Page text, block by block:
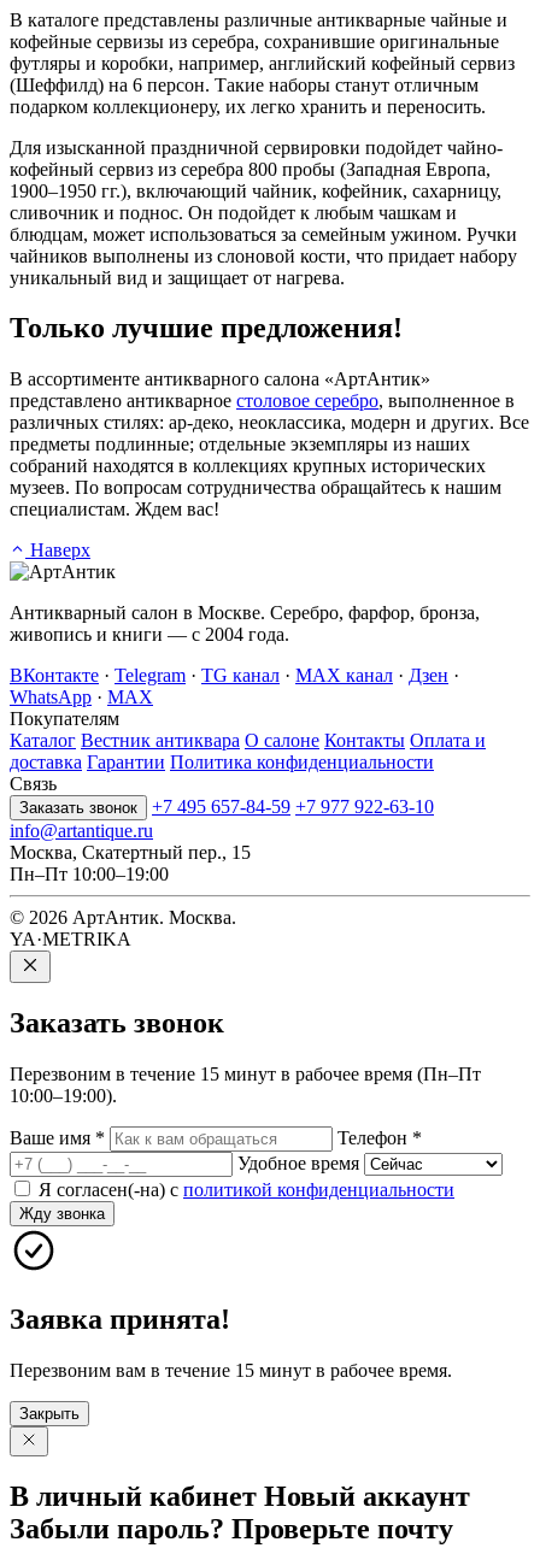
В каталоге представлены различные антикварные чайные и
кофейные сервизы из серебра, сохранившие оригинальные
футляры и коробки, например, английский кофейный сервиз
(Шеффилд) на 6 персон. Такие наборы станут отличным
подарком коллекционеру, их легко хранить и переносить.
Для изысканной праздничной сервировки подойдет чайно-
кофейный сервиз из серебра 800 пробы (Западная Европа,
1900–1950 гг.), включающий чайник, кофейник, сахарницу,
сливочник и поднос. Он подойдет к любым чашкам и
блюдцам, может использоваться за семейным ужином. Ручки
чайников выполнены из слоновой кости, что придает набору
уникальный вид и защищает от нагрева.
Только лучшие предложения!
В ассортименте антикварного салона «АртАнтик»
представлено антикварное столовое серебро, выполненное в
различных стилях: ар-деко, неоклассика, модерн и других. Все
предметы подлинные; отдельные экземпляры из наших
собраний находятся в коллекциях крупных исторических
музеев. По вопросам сотрудничества обращайтесь к нашим
специалистам. Ждем вас!
Наверх
Антикварный салон в Москве. Серебро, фарфор, бронза,
живопись и книги — с 2004 года.
ВКонтакте · Telegram · TG канал · MAX канал · Дзен ·
WhatsApp · MAX
Покупателям
Каталог Вестник антиквара О салоне Контакты Оплата и
доставка Гарантии Политика конфиденциальности
Связь
Заказать звонок +7 495 657-84-59 +7 977 922-63-10
info@artantique.ru
Москва, Скатертный пер., 15
Пн–Пт 10:00–19:00
© 2026 АртАнтик. Москва.
YA·METRIKA
Заказать звонок
Перезвоним в течение 15 минут в рабочее время (Пн–Пт
10:00–19:00).
Ваше имя * Телефон *
Удобное время
Я согласен(-на) с политикой конфиденциальности
Жду звонка
Заявка принята!
Перезвоним вам в течение 15 минут в рабочее время.
Закрыть
В личный кабинет Новый аккаунт
Забыли пароль? Проверьте почту